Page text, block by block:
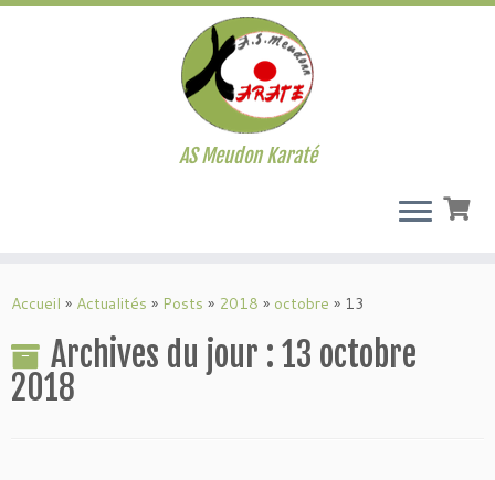
au
AS Meudon Karaté
Accueil » Actualités » Posts » 2018 » octobre » 13
Archives du jour : 13 octobre
2018